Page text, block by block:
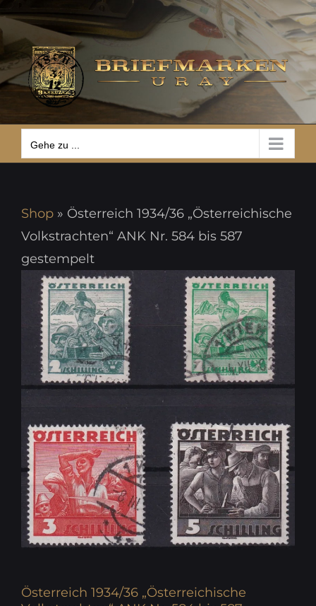
Zum
Inhalt
springen
Gehe zu ...
Gehe zu ...
Shop » Österreich 1934/36 „Österreichische
Volkstrachten“ ANK Nr. 584 bis 587
gestempelt
Österreich 1934/36 „Österreichische